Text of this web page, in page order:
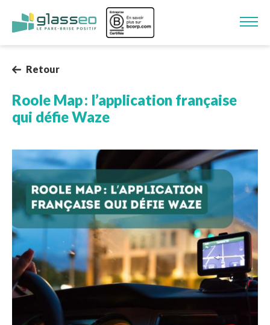
Aller au contenu principal
Image
Retour
Roole Map : l’application française
qui défie Waze